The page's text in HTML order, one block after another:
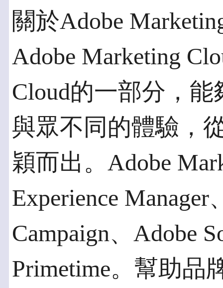
關於Adobe
Adobe Marketing
Cloud的一部分，
與眾不同的體驗，
穎而出。Adobe
Experience Manager
Campaign、Adobe
Primetime。幫助品